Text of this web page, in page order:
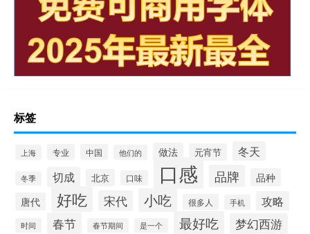
标签
上海 专业 中国 他们的 做法 元宵节 冬天
冬季 切成 北京 口味 口感 品牌
品种
唐代
好吃 宋代 小吃 很多人 手机 攻略
时间 春节 春节期间 是一个 最好吃 梦幻西游